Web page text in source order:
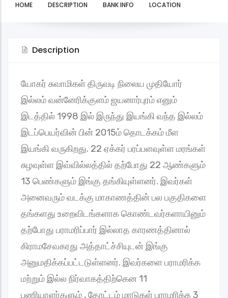
HOME DESCRIPTION BANK INFO LOCATION
Description
யோகர் சுவாமிகள் திருவடி நிலைய முதியோர்
இல்லம் வன்னேரிக்குளம் ஜயனார்புரம் எனும்
இடத்தில் 1998 இல் இருந்து இயங்கி வந்த இல்லம்
இடப்பெயர்வின் பின் 2015ம் தொடக்கம் மீள
இயங்கி வருகிறது. 22 ஏக்கர் பரப்பளவுள்ள மரங்கள்
சுழவுள்ள இவ்வில்லத்தில் தற்போது 22 ஆண்களும்
13 பெண்களும் இங்கு தங்கியுள்ளனர். இவர்கள்
அனைவரும் வடக்கு மாகாணத்தின் பல பகுதிகளை
தங்களது உறைவிடங்களாக கொண்டவர்களாயினும்
தற்போது பராமரிப்பார் இல்லாத காரணத்தினால்
கிராமசேவகரது அத்தாட்ச்சியுடன் இங்கு
அனுமதிக்கப்பட்டடுள்ளனர். இவர்களை பராமரிக்க
மற்றும் இல்ல நிர்வாகத்திற்கென 11
பணியாளர்களும் , தோட்டம் மாடுகள் பராமரிக்க 3